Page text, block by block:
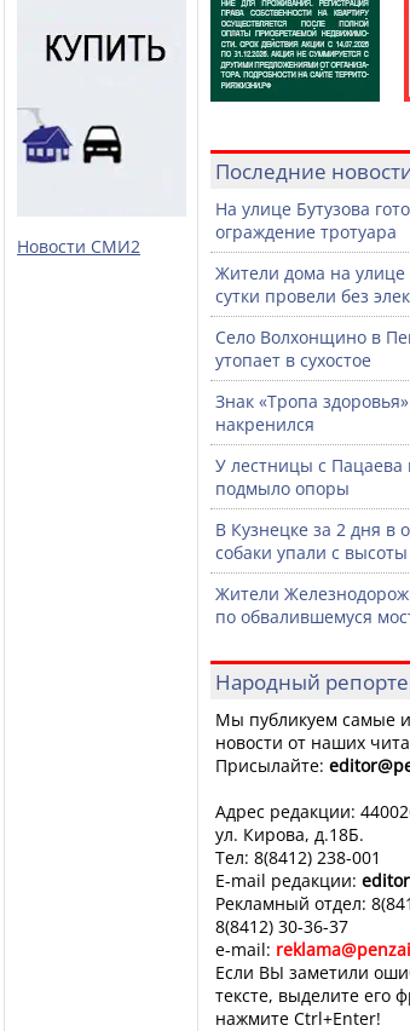
Новости СМИ2
Последние
На улице Бутузова
ограждение тротуара
Жители дома на
сутки провели без
Село Волхонщино в
утопает в сухостое
Знак «Тропа
накренился
У лестницы с Пацаева
подмыло опоры
В Кузнецке за 2 дня в
собаки упали с высоты
Жители
по обвалившемуся
Народный
Мы публикуем самые
новости от наших
Присылайте: editor
Адрес редакции:
ул. Кирова, д.18Б.
Тел: 8(8412) 238-001
E-mail редакции: editor
Рекламный отдел:
8(8412) 30-36-37
e-mail:
Если ВЫ заметили
тексте, выделите его
нажмите Ctrl+Enter!